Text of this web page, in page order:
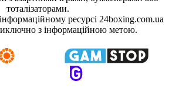
тоталізаторами.
ресурсі 24boxing.com.ua
з інформаційною метою.